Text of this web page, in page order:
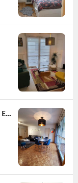
NANTES RENAUDIERE - PROCHE PARC EXPO STADE BEAUJOIRE - WIFI - PARKING - TRAMWAY BUS